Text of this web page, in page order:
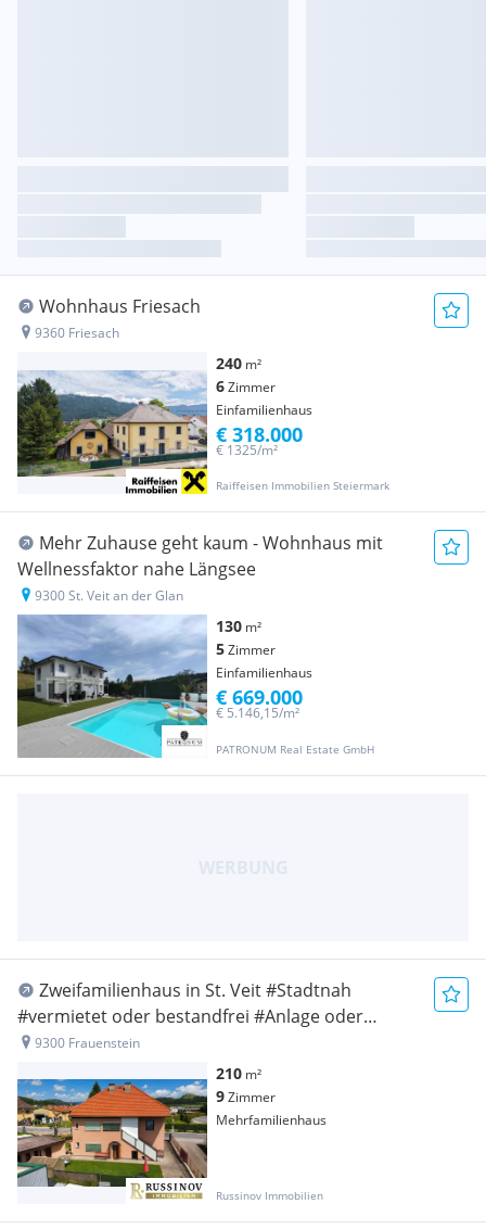
Wohnhaus Friesach
9360 Friesach
240 m²
6Zimmer
Einfamilienhaus
Raiffeisen Immobilien Steiermark
€ 1325/m²
€ 318.000
Mehr Zuhause geht kaum - Wohnhaus mit
Wellnessfaktor nahe Längsee
9300 St. Veit an der Glan
130 m²
5Zimmer
Einfamilienhaus
PATRONUM Real Estate GmbH
€ 5.146,15/m²
€ 669.000
Zweifamilienhaus in St. Veit #Stadtnah
#vermietet oder bestandfrei #Anlage oder
Eigennutzen
9300 Frauenstein
210 m²
9Zimmer
Mehrfamilienhaus
Russinov Immobilien